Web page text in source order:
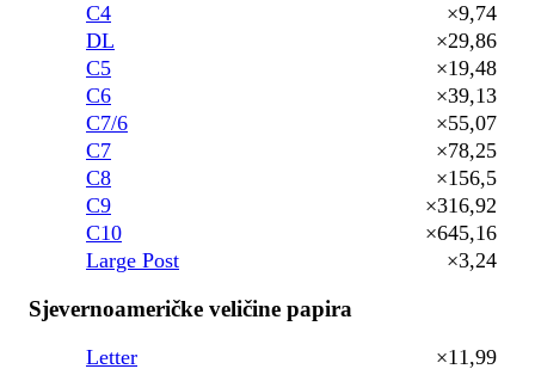
C4
×9,74
DL
×29,86
C5
×19,48
C6
×39,13
C7/6
×55,07
C7
×78,25
C8
×156,5
C9
×316,92
C10
×645,16
Large Post
×3,24
Sjevernoameričke veličine papira
Letter
×11,99